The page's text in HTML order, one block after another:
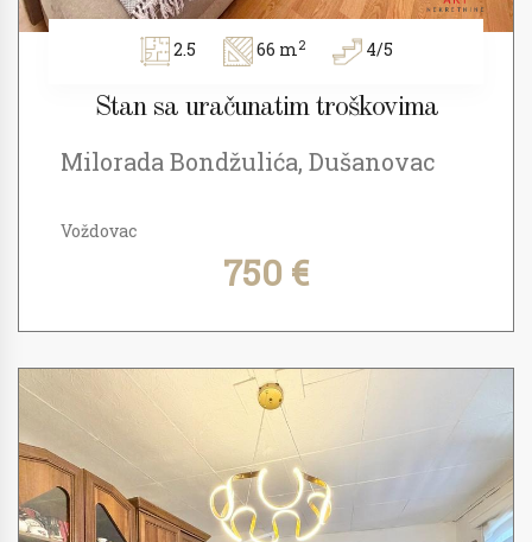
2.5 66 m2 4/5
Stan sa uračunatim troškovima
Milorada Bondžulića, Dušanovac
Voždovac
750 €